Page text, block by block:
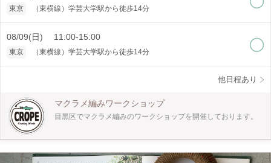
みは手で紐を結びデザインを作り出すことの出来る技法です。 インテリア、ア
東京 （東横線）学芸大学駅から徒歩14分
08/09(日) 11:00-15:00
東京 （東横線）学芸大学駅から徒歩14分
他日程あり
マクラメ編みワークショップ
目黒区でマクラメ編みのワークショップを開催しております。